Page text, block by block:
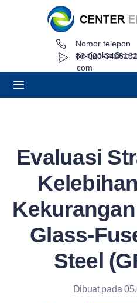
com
Nomor telepon
86-020-
Evaluasi
Glass-
Steel
Dibuat pada
Tentang
Minta Penawaran
Berita